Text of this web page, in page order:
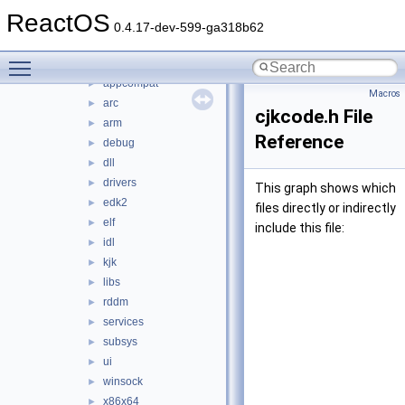
ReactOS 0.4.17-dev-599-ga318b62
► ndk
► appcompat
► arc
► arm
► debug
► dll
► drivers
► edk2
► elf
► idl
► kjk
► libs
► rddm
► services
► subsys
► ui
► winsock
► x86x64
Macros
cjkcode.h File
Reference
This graph shows which
files directly or indirectly
include this file: